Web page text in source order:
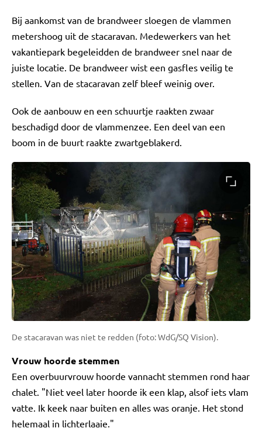
Bij aankomst van de brandweer sloegen de vlammen
metershoog uit de stacaravan. Medewerkers van het
vakantiepark begeleidden de brandweer snel naar de
juiste locatie. De brandweer wist een gasfles veilig te
stellen. Van de stacaravan zelf bleef weinig over.
Ook de aanbouw en een schuurtje raakten zwaar
beschadigd door de vlammenzee. Een deel van een
boom in de buurt raakte zwartgeblakerd.
De stacaravan was niet te redden (foto: WdG/SQ Vision).
Vrouw hoorde stemmen
Een overbuurvrouw hoorde vannacht stemmen rond haar
chalet. "Niet veel later hoorde ik een klap, alsof iets vlam
vatte. Ik keek naar buiten en alles was oranje. Het stond
helemaal in lichterlaaie."